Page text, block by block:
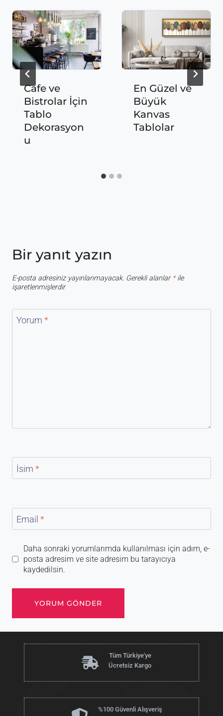
Cafe ve
Bistrolar İçin
Tablo
Dekorasyon
u
En Güzel ve
Büyük
Kanvas
Tablolar
Bir yanıt yazın
E-posta adresiniz yayınlanmayacak. Gerekli alanlar *ile
işaretlenmişlerdir
Yorum *
İsim *
Email *
Daha sonraki yorumlarımda kullanılması için adım, e-
posta adresim ve site adresim bu tarayıcıya
kaydedilsin.
Tüm Türkiye'ye
Ücretsiz Kargo
%100 Güvenli Alışveriş